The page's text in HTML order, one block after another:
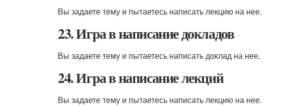
Вы задаете тему и пытаетесь написать лекцию на нее.
23. Игра в написание докладов
Вы задаете тему и пытаетесь написать доклад на нее.
24. Игра в написание лекций
Вы задаете тему и пытаетесь написать лекцию на нее.